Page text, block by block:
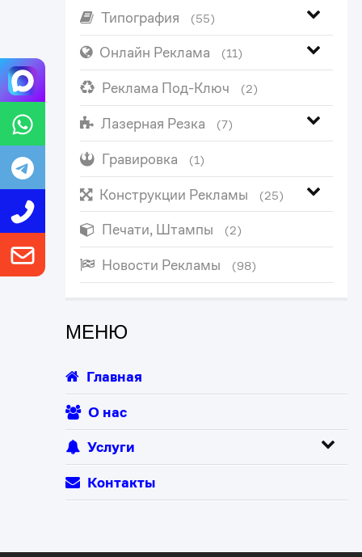
Типография (55)
Онлайн Реклама (11)
Реклама Под-Ключ (2)
Лазерная Резка (7)
Гравировка (1)
Конструкции Рекламы (25)
Печати, Штампы (2)
Новости Рекламы (98)
МЕНЮ
Главная
О нас
Услуги
Контакты